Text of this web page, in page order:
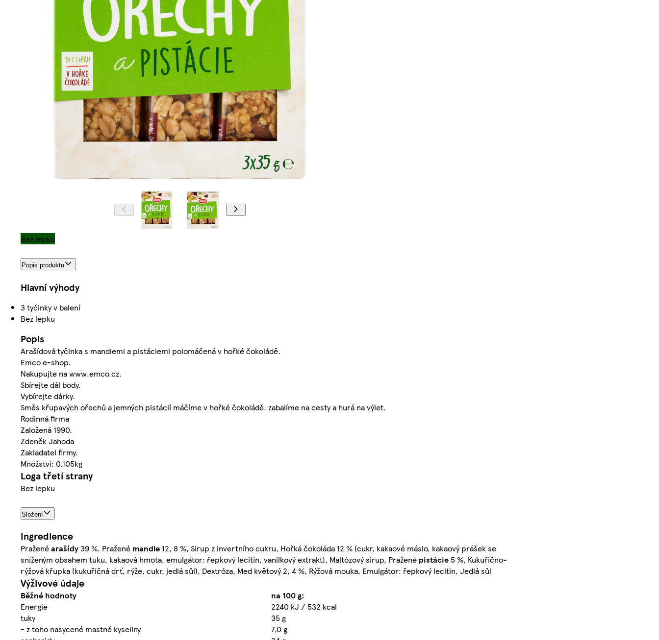
Bez lepku
Popis produktu
Hlavní výhody
3 tyčinky v balení
Bez lepku
Popis
Arašídová tyčinka s mandlemi a pistáciemi polomáčená v hořké čokoládě.
Emco e-shop.
Nakupujte na www.emco.cz.
Sbírejte dál body.
Vybírejte dárky.
Směs křupavých ořechů a jemných pistácií máčíme v hořké čokoládě, zabalíme na cesty a hurá na výlet.
Rodinná firma
Založená 1990.
Zdeněk Jahoda
Zakladatel firmy.
Množství: 0.105kg
Loga třetí strany
Bez lepku
Složení
Ingredience
Praženéarašídy 39 %, Pražené mandle 12, 8 %, Sirup z invertního cukru, Hořká čokoláda 12 % (cukr, kakaové máslo, kakaový prášek se
sníženým obsahem tuku, kakaová hmota, emulgátor: řepkový lecitin, vanilkový extrakt), Maltózový sirup, Pražené pistácie 5 %, Kukuřično-
rýžová křupka (kukuřičná drť, rýže, cukr, jedlá sůl), Dextróza, Med květový 2, 4 %, Rýžová mouka, Emulgátor: řepkový lecitin, Jedlá sůl
Výživové údaje
Běžné hodnoty
na 100 g:
Energie
2240 kJ / 532 kcal
tuky
35 g
- z toho nasycené mastné kyseliny
7,0 g